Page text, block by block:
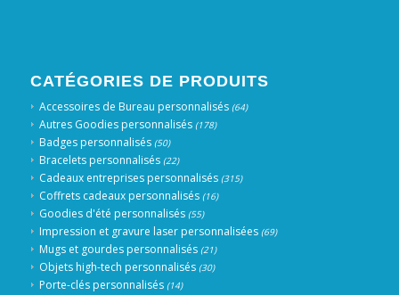
CATÉGORIES DE PRODUITS
Accessoires de Bureau personnalisés (64)
Autres Goodies personnalisés (178)
Badges personnalisés (50)
Bracelets personnalisés (22)
Cadeaux entreprises personnalisés (315)
Coffrets cadeaux personnalisés (16)
Goodies d'été personnalisés (55)
Impression et gravure laser personnalisées (69)
Mugs et gourdes personnalisés (21)
Objets high-tech personnalisés (30)
Porte-clés personnalisés (14)